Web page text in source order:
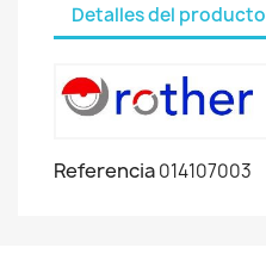
Detalles del producto
Referencia014107003